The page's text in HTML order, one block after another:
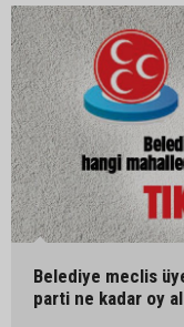
Belediye meclis
parti ne kadar oy al